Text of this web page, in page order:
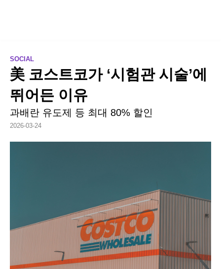
SOCIAL
美 코스트코가 ‘시험관 시술’에
뛰어든 이유
과배란 유도제 등 최대 80% 할인
2026-03-24